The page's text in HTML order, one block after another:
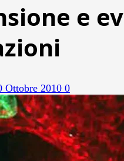
e
Ottobre 2010 0